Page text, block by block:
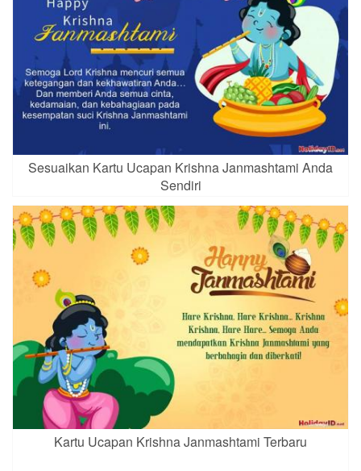
Sesuaikan Kartu Ucapan Krishna Janmashtami Anda
Sendiri
Kartu Ucapan Krishna Janmashtami Terbaru